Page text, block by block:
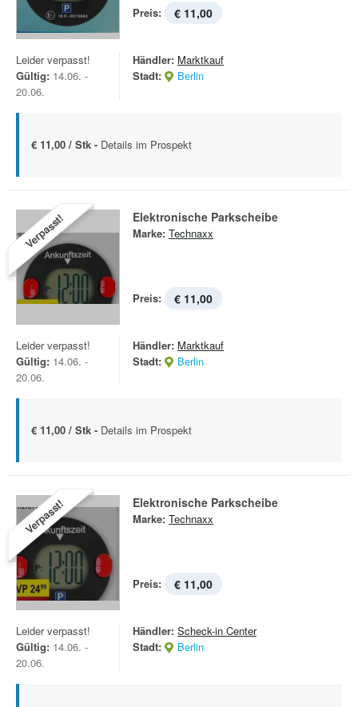
Preis: € 11,00
Leider verpasst!
Gültig: 14.06. -
20.06.
Händler: Marktkauf
Stadt:
Berlin
€ 11,00 / Stk - Details im Prospekt
Verpasst! Elektronische Parkscheibe
Marke: Technaxx
Preis: € 11,00
Leider verpasst!
Gültig: 14.06. -
20.06.
Händler: Marktkauf
Stadt:
Berlin
€ 11,00 / Stk - Details im Prospekt
Verpasst! Elektronische Parkscheibe
Marke: Technaxx
Preis: € 11,00
Leider verpasst!
Gültig: 14.06. -
20.06.
Händler: Scheck-in Center
Stadt:
Berlin